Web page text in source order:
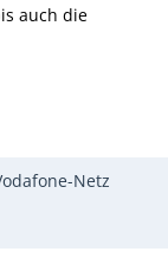
auch die
Netz